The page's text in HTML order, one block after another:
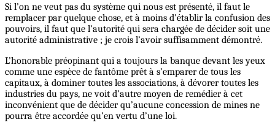
Si l’on ne veut pas du système qui nous est présenté, il faut le
remplacer par quelque chose, et à moins d’établir la confusion des
pouvoirs, il faut que l’autorité qui sera chargée de décider soit une
autorité administrative ; je crois l’avoir suffisamment démontré.
L’honorable préopinant qui a toujours la banque devant les yeux
comme une espèce de fantôme prêt à s’emparer de tous les
capitaux, à dominer toutes les associations, à dévorer toutes les
industries du pays, ne voit d’autre moyen de remédier à cet
inconvénient que de décider qu’aucune concession de mines ne
pourra être accordée qu’en vertu d’une loi.